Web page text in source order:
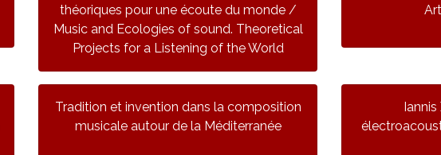
théoriques pour une écoute du monde /
Music and Ecologies of sound. Theoretical
Projects for a Listening of the World
Tradition et invention dans la composition
musicale autour de la Méditerranée